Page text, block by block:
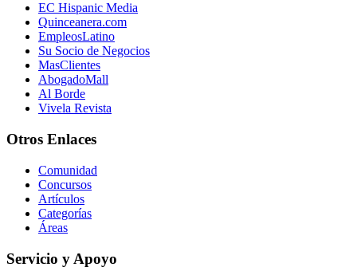
EC Hispanic Media
Quinceanera.com
EmpleosLatino
Su Socio de Negocios
MasClientes
AbogadoMall
Al Borde
Vivela Revista
Otros Enlaces
Comunidad
Concursos
Artículos
Categorías
Áreas
Servicio y Apoyo